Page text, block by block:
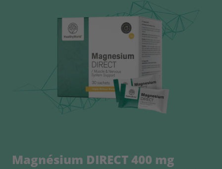
Magnésium DIRECT 400 mg